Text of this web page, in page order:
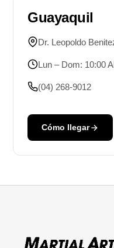
Guayaquil
Dr. Leopoldo
Lun – Dom: 10:00
(04) 268-9012
Cómo llegar